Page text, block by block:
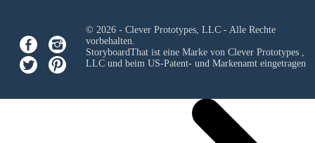
© 2026 - Clever Prototypes, LLC - Alle Rechte
vorbehalten.
StoryboardThat ist eine Marke von Clever Prototypes ,
LLCund beim US-Patent- und Markenamt eingetragen